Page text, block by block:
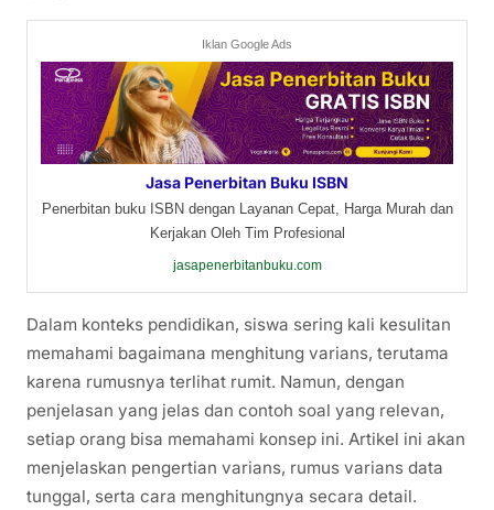
Iklan Google Ads
Jasa Penerbitan Buku ISBN
Penerbitan buku ISBN dengan Layanan Cepat, Harga Murah dan
Kerjakan Oleh Tim Profesional
jasapenerbitanbuku.com
Dalam konteks pendidikan, siswa sering kali kesulitan
memahami bagaimana menghitung varians, terutama
karena rumusnya terlihat rumit. Namun, dengan
penjelasan yang jelas dan contoh soal yang relevan,
setiap orang bisa memahami konsep ini. Artikel ini akan
menjelaskan pengertian varians, rumus varians data
tunggal, serta cara menghitungnya secara detail.